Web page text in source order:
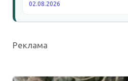
02.08.2026
Реклама